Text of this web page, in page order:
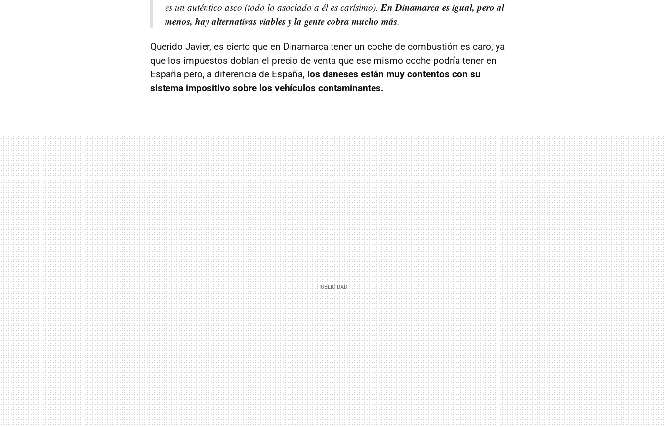
es un auténtico asco (todo lo asociado a él es carísimo).En Dinamarca es igual, pero al
menos, hay alternativas viables y la gente cobra mucho más.
Querido Javier, es cierto que en Dinamarca tener un coche de combustión es caro, ya
que los impuestos doblan el precio de venta que ese mismo coche podría tener en
España pero, a diferencia de España, los daneses están muy contentos con su
sistema impositivo sobre los vehículos contaminantes.